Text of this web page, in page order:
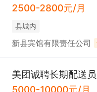
2500-2800元/月
县城内
新县宾馆有限责任公司
美团诚聘长期配送
5000-10000元/月